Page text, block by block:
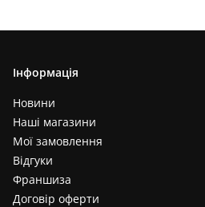
Інформація
Новини
Наші магазини
Мої замовлення
Відгуки
Франшиза
Договір оферти